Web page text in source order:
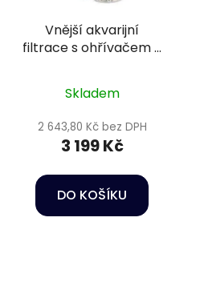
Vnější akvarijní
filtrace s ohřívačem -
Skladem
2 643,80 Kč bez DPH
3 199 Kč
DO KOŠÍKU